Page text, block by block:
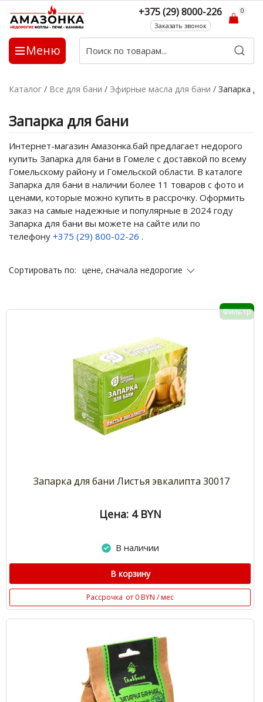
Меню
+375 (29) 8000-226
Заказать звонок
0
Каталог / Все для бани / Эфирные масла для бани / Запарка
Запарка для бани
Интернет-магазин Амазонка.бай предлагает недорого
купить Запарка для бани в Гомеле с доставкой по всему
Гомельскому району и Гомельской области. В каталоге
Запарка для бани в наличии более 11 товаров с фото и
ценами, которые можно купить в рассрочку. Оформить
заказ на самые надежные и популярные в 2024 году
Запарка для бани вы можете на сайте или по
телефону +375 (29) 800-02-26 .
Сортировать по: цене, сначала недорогие
Фильтр
Запарка для бани Листья эвкалипта 30017
Цена: 4 BYN
В наличии
В корзину
Рассрочка от 0 BYN / мес